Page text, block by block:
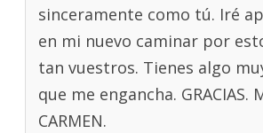
sinceramente como tú. Iré
en mi nuevo caminar por
tan vuestros. Tienes algo
que me engancha. GRACIAS.
CARMEN.